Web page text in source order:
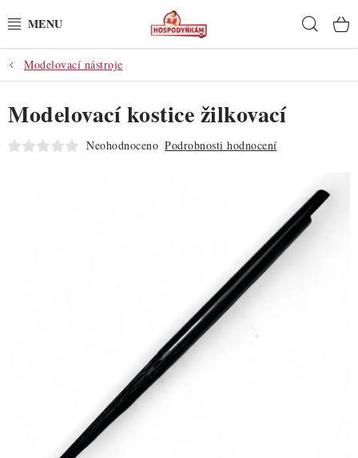
na
POTŘEBY
POMŮCKY
SUROVINY
DÁRKOVÉ POUKAZY
TÉMATICKÉ PRODUKTY
Modelovací nástroje
Modelovací kostice žilkovací
Neohodnoceno Podrobnosti hodnocení